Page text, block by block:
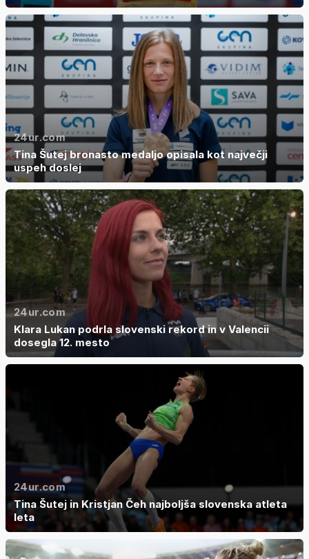
24ur.com
Tina Šutej bronasto medaljo opisala kot največji
uspeh doslej
24ur.com
Klara Lukan podrla slovenski rekord in v Valencii
dosegla 12. mesto
24ur.com
Tina Šutej in Kristjan Čeh najboljša slovenska atleta
leta